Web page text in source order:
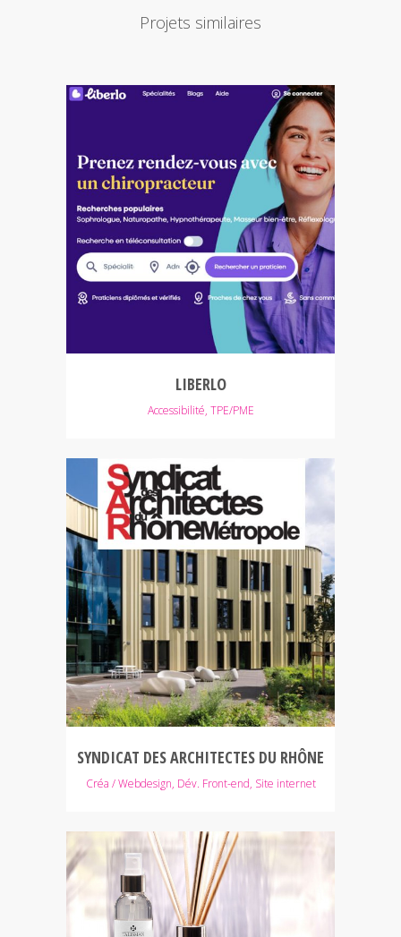
Projets similaires
LIBERLO
Accessibilité, TPE/PME
SYNDICAT DES ARCHITECTES DU RHÔNE
Créa / Webdesign, Dév. Front-end, Site internet